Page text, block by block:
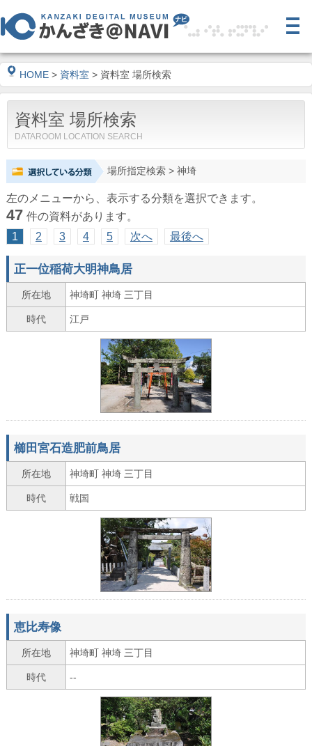
HOME > 資料室 > 資料室 場所検索
資料室 場所検索
DATAROOM LOCATION SEARCH
場所指定検索> 神埼
左のメニューから、表示する分類を選択できます。
47 件の資料があります。
1
2 3 4 5 次へ 最後へ
正一位稲荷大明神鳥居
所在地 神埼町 神埼 三丁目
時代 江戸
櫛田宮石造肥前鳥居
所在地 神埼町 神埼 三丁目
時代 戦国
恵比寿像
所在地 神埼町 神埼 三丁目
時代 --